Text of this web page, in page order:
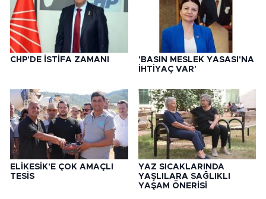
CHP'DE İSTİFA ZAMANI
'BASIN MESLEK YASASI'NA
İHTİYAÇ VAR'
ELİKESİK'E ÇOK AMAÇLI
TESİS
YAZ SICAKLARINDA
YAŞLILARA SAĞLIKLI
YAŞAM ÖNERİSİ